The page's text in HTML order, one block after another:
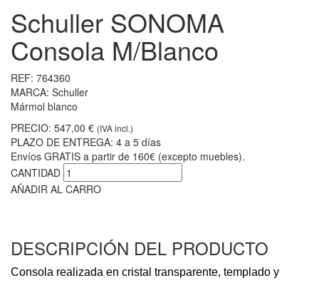
Schuller SONOMA
Consola M/Blanco
REF: 764360
MARCA: Schuller
Mármol blanco
PRECIO: 547,00 € (IVA incl.)
PLAZO DE ENTREGA: 4 a 5 días
Envíos GRATIS a partir de 160€ (excepto muebles).
CANTIDAD
AÑADIR AL CARRO
DESCRIPCIÓN DEL PRODUCTO
Consola realizada en cristal transparente, templado y